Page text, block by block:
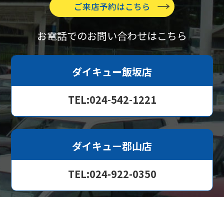
ご来店予約はこちら
お電話でのお問い合わせはこちら
ダイキュー飯坂店
TEL:024-542-1221
ダイキュー郡山店
TEL:024-922-0350